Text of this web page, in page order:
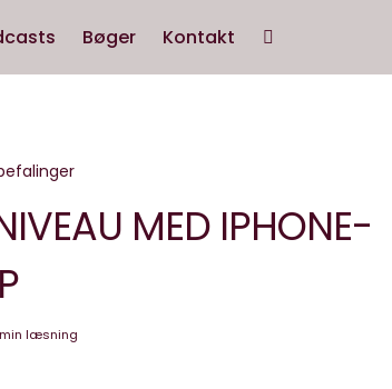
Bøger Kontakt
MED IPHONE-
min læsning